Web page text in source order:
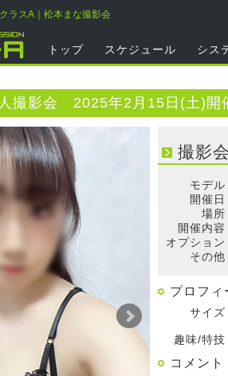
ラスA｜松本まな撮影会
トップ スケジュール シス
撮影会 2025年2月15日(土)開
撮影
モデル
開催
場所
開催内容
オプション
その他
プロフィ
サイズ
趣味/特技
コメント